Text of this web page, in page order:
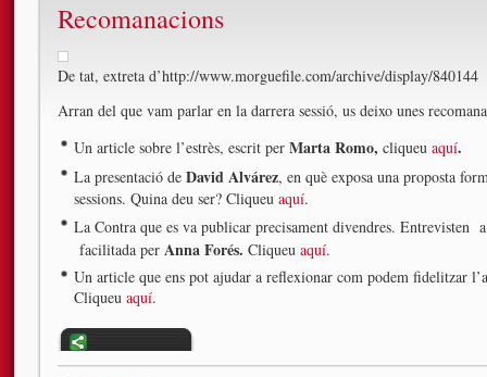
Recomanacions
De tat, extreta d’http://www.morguefile.com/archive/display/840144
Arran del que vam parlar en la darrera sessió, us deixo unes
Un article sobre l’estrès, escrit per Marta Romo, cliqueu aquí.
La presentació de David Alvárez, en què exposa una proposta
sessions. Quina deu ser? Cliqueu aquí.
La Contra que es va publicar precisament divendres. Entrevisten
facilitada per Anna Forés. Cliqueu aquí.
Un article que ens pot ajudar a reflexionar com podem fidelitzar
Cliqueu aquí.